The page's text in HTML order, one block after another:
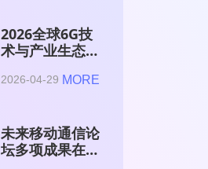
2026全球6G技
术与产业生态大
2026-04-29 MORE
未来移动通信论
坛多项成果在